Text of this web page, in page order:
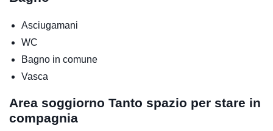
Asciugamani
WC
Bagno in comune
Vasca
Area soggiorno Tanto spazio per stare in
compagnia